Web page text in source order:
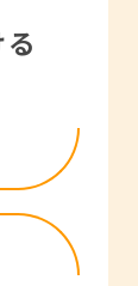
効
ま